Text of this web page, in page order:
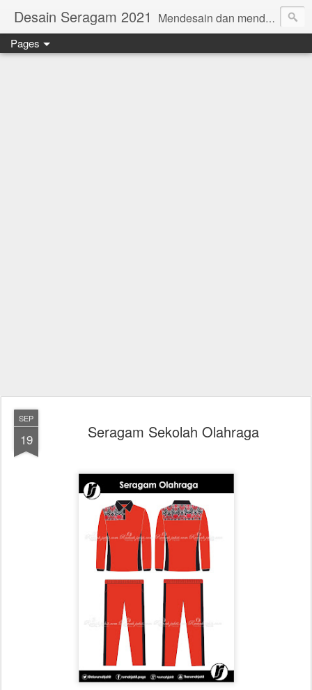
Desain Seragam 2021 Mendesain dan mendesain ulang SERAGAM KERJA 2018 www.rumahjahit.com
Pages
SEP
19 Seragam Sekolah Olahraga